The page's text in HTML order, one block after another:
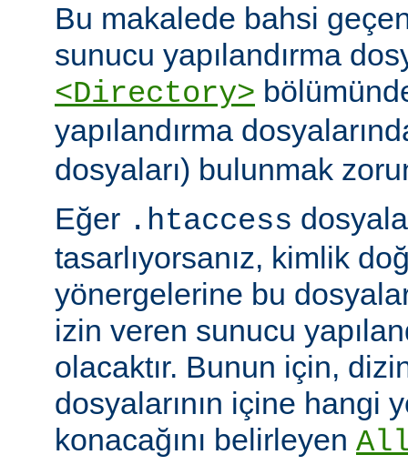
Bu makalede bahsi
sunucu yapılandırma
<Directory>
yapılandırma
dosyaları) bulunmak
Eğer .htaccess
tasarlıyorsanız, kimlik
yönergelerine bu
izin veren sunucu
olacaktır. Bunun için,
dosyalarının içine hangi
konacağını belirleyen